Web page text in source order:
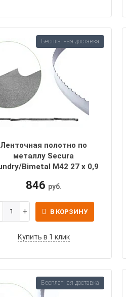
Ленточная полотно по
металлу Secura
Bimetal M42 27 х 0,9
846 руб.
В КОРЗИНУ
Купить в 1 клик
Бесплатная доставка
Бесплатная доставка